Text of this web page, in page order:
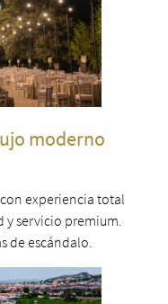
moderno
experiencia total
servicio premium.
de escándalo.